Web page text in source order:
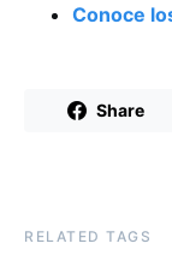
Conoce
Share
RELATED TAGS